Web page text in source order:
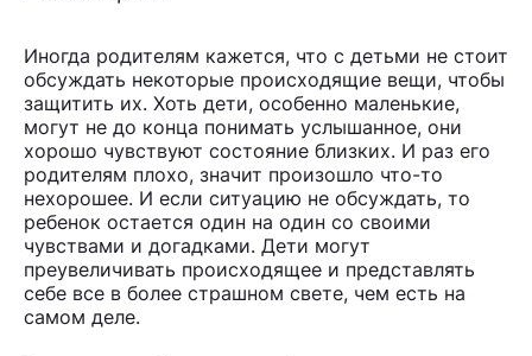
Иногда родителям кажется, что с детьми не стоит
обсуждать некоторые происходящие вещи, чтобы
защитить их. Хоть дети, особенно маленькие,
могут не до конца понимать услышанное, они
хорошо чувствуют состояние близких. И раз его
родителям плохо, значит произошло что-то
нехорошее. И если ситуацию не обсуждать, то
ребенок остается один на один со своими
чувствами и догадками. Дети могут
преувеличивать происходящее и представлять
себе все в более страшном свете, чем есть на
самом деле.